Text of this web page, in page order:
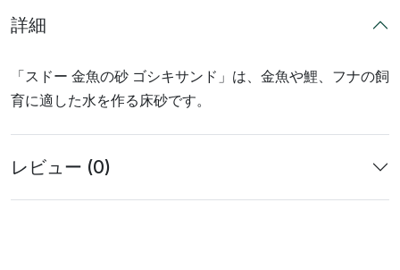
詳細
「スドー 金魚の砂 ゴシキサンド」は、金魚や鯉、フナの飼
育に適した水を作る床砂です。
レビュー (0)